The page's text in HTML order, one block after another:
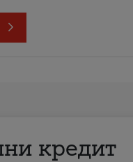
кредит